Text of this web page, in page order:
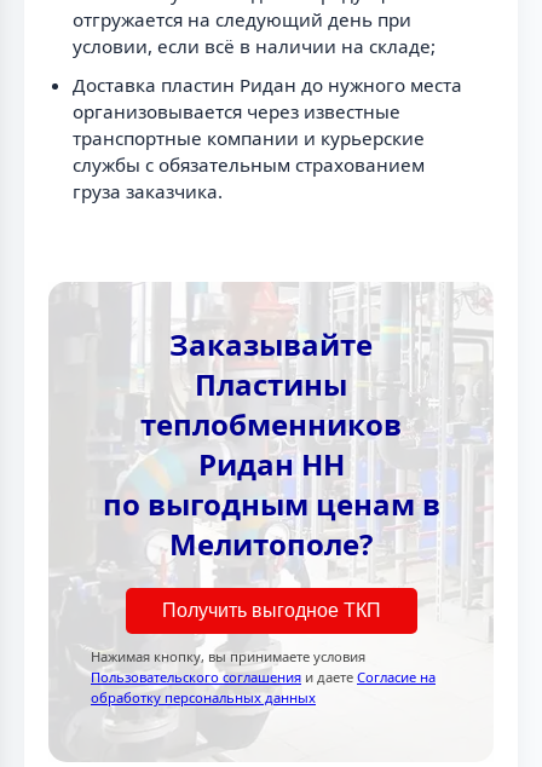
отгружается на следующий день при
условии, если всё в наличии на складе;
Доставка пластин Ридан до нужного места
организовывается через известные
транспортные компании и курьерские
службы с обязательным страхованием
груза заказчика.
Заказывайте
Пластины
теплобменников
Ридан НН
по выгодным ценам в
Мелитополе?
Получить выгодное ТКП
Нажимая кнопку, вы принимаете условия
Пользовательского соглашения и даете Согласие на
обработку персональных данных